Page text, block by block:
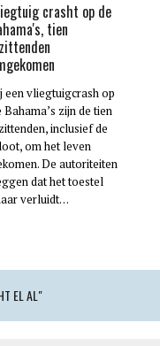
crasht op de
tien
een vliegtuigcrash op
Bahama’s zijn de tien
inclusief de
om het leven
De autoriteiten
dat het toestel
verluidt…
EL AL"